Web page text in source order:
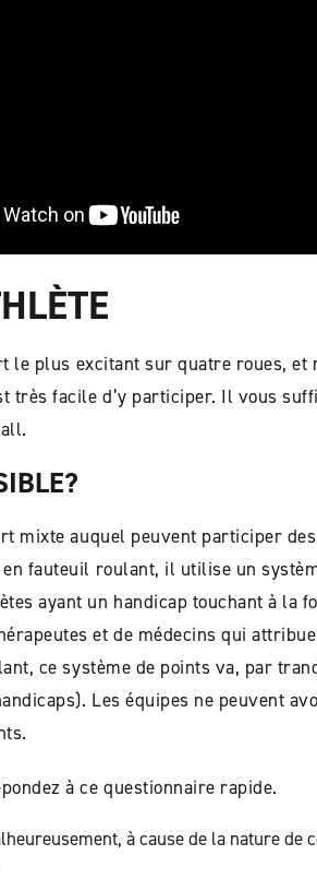
le plus excitant sur quatre roues, et
très facile d’y participer. Il vous
mixte auquel peuvent participer
fauteuil roulant, il utilise un
ayant un handicap touchant à la
et de médecins qui
ce système de points va, par
Les équipes ne peuvent
à ce questionnaire rapide.
à cause de la nature